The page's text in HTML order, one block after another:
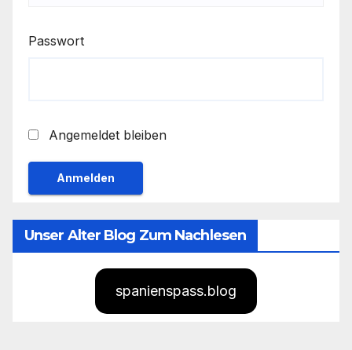
Passwort
Angemeldet bleiben
Unser Alter Blog Zum Nachlesen
spanienspass.blog